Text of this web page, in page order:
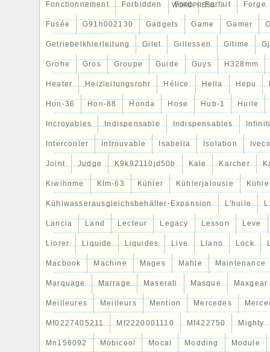
Fonctionnement Forbidden Ford Forfait Forge
Fusée G91h002130 Gadgets Game Gamer
Getriebelkhlerleitung Gilet Gillessen Gitime
Grohe Gros Groupe Guide Guys H328mm
Heater Heizleitungsrohr Hélice Hella Hepu
Hon-36 Hon-88 Honda Hose Hub-1 Huile
Incroyables Indispensable Indispensables
Intercooler Introuvable Isabella Isolation
Joint Judge K9k92110jd50b Kale Karcher
Kiwihome Ktm-63 Kühler Kühlerjalousie
Kühlwasserausgleichsbehälter-Expansion L'huile
Lancia Land Lecteur Legacy Lesson Leve
Liorer Liquide Liquides Live Llano Lock
Macbook Machine Mages Mahle Maintenance
Marquage Marrage Maserati Masque Maxgear
Meilleures Meilleurs Mention Mercedes
Mf0227405211 Mf2220001110 Mf422750 Mighty
Mn156092 Mobicool Mocal Modding Module
WORDPRESS